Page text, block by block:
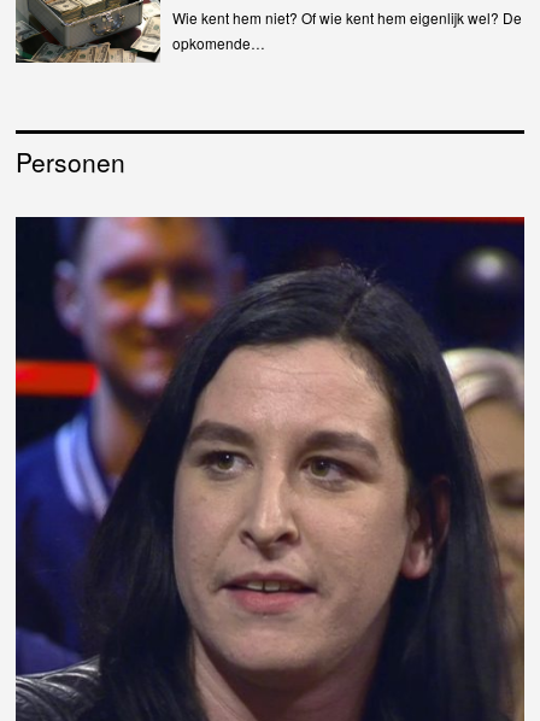
Wie kent hem niet? Of wie kent hem eigenlijk wel? De
opkomende…
Personen